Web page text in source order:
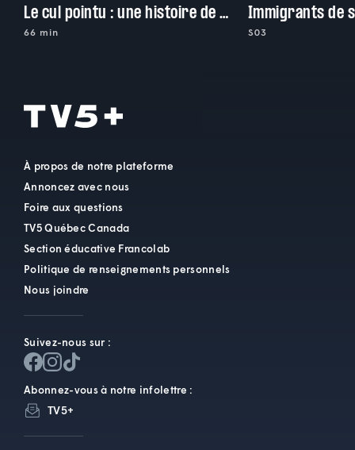
Le cul pointu : une histoire de shed
66 min
Immigrants de
S03
À propos de notre plateforme
Annoncez avec nous
Foire aux questions
TV5 Québec Canada
Section éducative Francolab
Politique de renseignements personnels
Nous joindre
Suivez-nous sur :
Abonnez-vous à notre infolettre :
TV5+